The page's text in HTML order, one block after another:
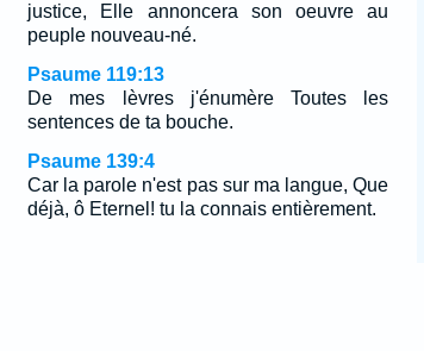
justice, Elle annoncera son oeuvre au
peuple nouveau-né.
Psaume 119:13
De mes lèvres j'énumère Toutes les
sentences de ta bouche.
Psaume 139:4
Car la parole n'est pas sur ma langue, Que
déjà, ô Eternel! tu la connais entièrement.